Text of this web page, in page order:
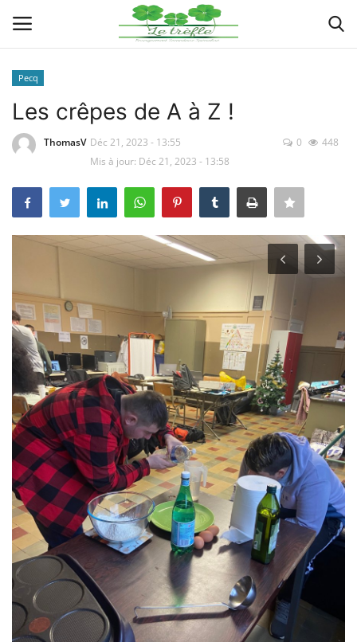
Actualités
Organigramme
Documents
Contacts
Pecq
Les crêpes de A à Z !
ThomasV Déc 21, 2023 - 13:55
Mis à jour: Déc 21, 2023 - 13:58
0 448